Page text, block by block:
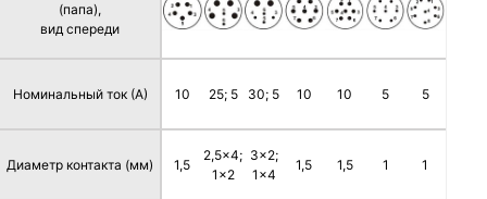
(папа),
вид спереди
Номинальный ток (А)
Диаметр контакта (мм)
10
1,5
25; 5
2,5x4;
1x2
30; 5
3x2;
1x4
10
1,5
10
1,5
5
1
5
1